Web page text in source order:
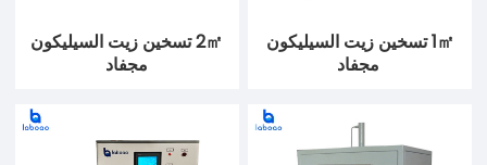
2㎡ تسخين زيت السيليكون
مجفاد
1㎡ تسخين زيت السيليكون
مجفاد